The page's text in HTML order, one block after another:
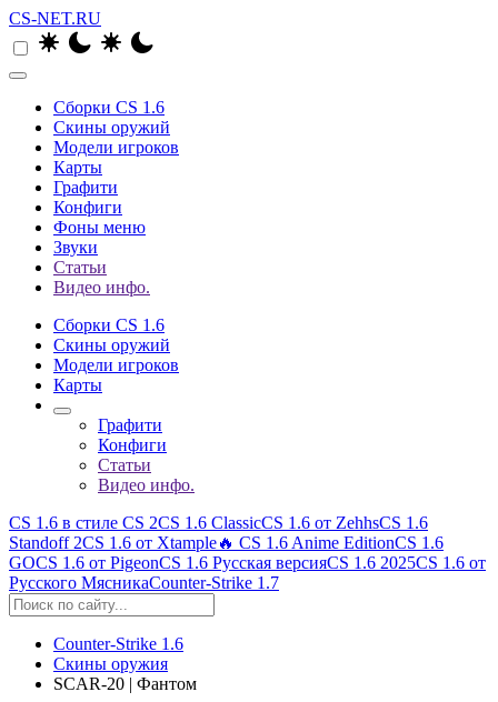
CS-NET.RU
Сборки CS 1.6
Скины оружий
Модели игроков
Карты
Графити
Конфиги
Фоны меню
Звуки
Статьи
Видео инфо.
Сборки CS 1.6
Скины оружий
Модели игроков
Карты
Графити
Конфиги
Статьи
Видео инфо.
CS 1.6 в стиле CS 2CS 1.6 ClassicCS 1.6 от ZehhsCS 1.6
Standoff 2CS 1.6 от Xtample🔥 CS 1.6 Anime EditionCS 1.6
GOCS 1.6 от PigeonCS 1.6 Русская версияCS 1.6 2025CS 1.6 от
Русского МясникаCounter-Strike 1.7
Counter-Strike 1.6
Скины оружия
SCAR-20 | Фантом